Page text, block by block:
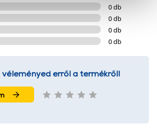
nem alkalmasak,
biztosításához szükségesek. Az oldal
elfogadja a cookie-k használatát.
ÁSZFésAdatvédelem
0 db
0 db
0 db
0 db
véleményed erről a termékről!